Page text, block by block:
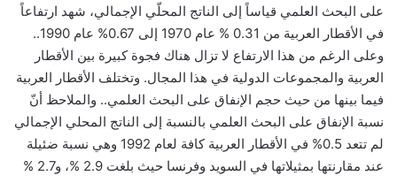
على البحث العلمي قياساً إلى الناتج المحلّي الإجمالي، شهد ارتفاعاً
في الأقطار العربية من 0.31 % عام 1970 إلى 0.67% عام 1990..
وعلى الرغم من هذا الارتفاع لا تزال هناك فجوة كبيرة بين الأقطار
العربية والمجموعات الدولية في هذا المجال. وتختلف الأقطار العربية
فيما بينها من حيث حجم الإنفاق على البحث العلمي.. والملاحظ أنّ
نسبة الإنفاق على البحث العلمي بالنسبة إلى الناتج المحلي الإجمالي
لم تتعد 0.5% في الأقطار العربية كافة لعام 1992 وهي نسبة ضئيلة
عند مقارنتها بمثيلاتها في السويد وفرنسا حيث بلغت 2.9 %، و2.7 %